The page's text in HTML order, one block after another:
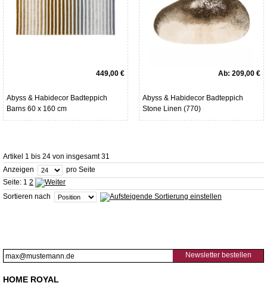
449,00 €
Abyss & Habidecor Badteppich
Barns 60 x 160 cm
Ab: 209,00 €
Abyss & Habidecor Badteppich
Stone Linen (770)
Artikel 1 bis 24 von insgesamt 31
Anzeigen
pro Seite
Seite: 1 2
Sortieren nach
Newsletter bestellen
HOME ROYAL